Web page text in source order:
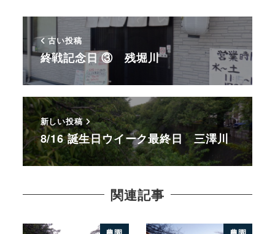
古い投稿
終戦記念日 ③ 残堀川
新しい投稿
8/16 誕生日ウイーク最終日 三澤川
関連記事